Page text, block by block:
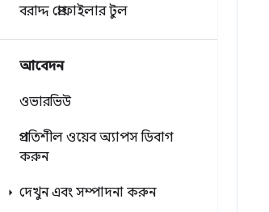
বরাদ্দ প্রোফাইলার টুল
আবেদন
ওভারভিউ
প্রগতিশীল ওয়েব অ্যাপস ডিবাগ
করুন
দেখুন এবং সম্পাদনা করুন